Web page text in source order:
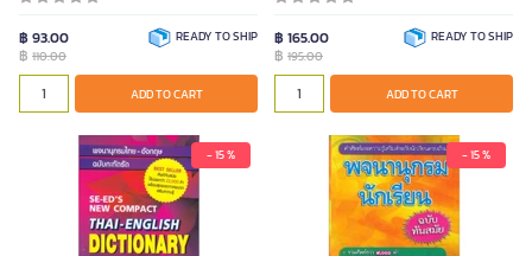
฿ 93.00
฿ 110.00
READY TO SHIP
ADD TO CART
฿ 165.00
฿ 195.00
READY TO SHIP
ADD TO CART
- 15 % - 15 %